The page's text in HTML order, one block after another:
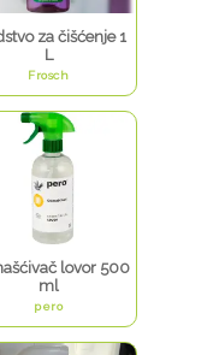
za čišćenje 1
L
Frosch
lovor 500
ml
pero